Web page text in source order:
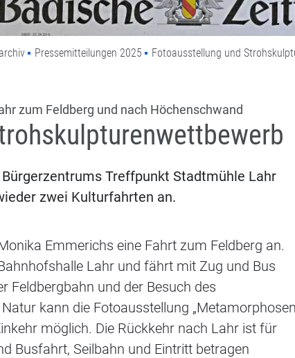
Pressemitteilungen 2025 Fotoausstellung und
zum Feldberg und nach Höchenschwand
Treffpunkt Stadtmühle Lahr
zwei Kulturfahrten an.
Emmerichs eine Fahrt zum Feldberg an.
Lahr und fährt mit Zug und Bus
Feldbergbahn und der Besuch des
kann die Fotoausstellung
möglich. Die Rückkehr nach Lahr ist für
Busfahrt, Seilbahn und Eintritt betragen